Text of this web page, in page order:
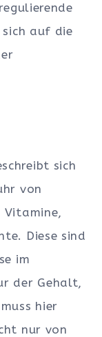
sich auf die
sich
von
Vitamine,
Diese sind
im
der Gehalt,
hier
nur von